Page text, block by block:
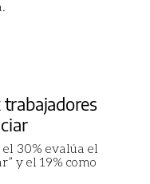
trabajadores
30% evalúa el
y el 19% como